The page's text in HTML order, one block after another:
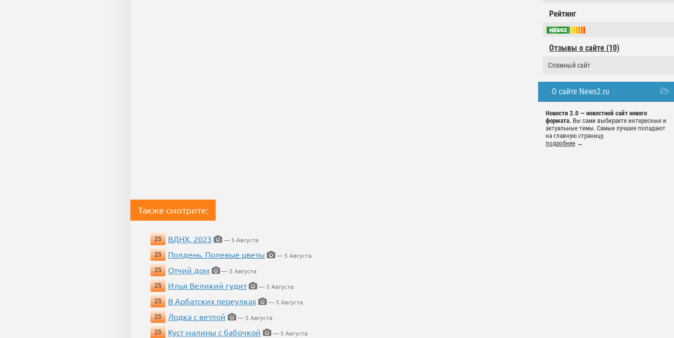
Рейтинг
Отзывы о сайте (10)
Спамный сайт
О сайте News2.ru
Новости 2.0 — новостной сайт нового
формата. Вы сами выбираете интересные и
актуальные темы. Самые лучшие попадают
на главную страницу.
подробнее →
Также смотрите:
25 ВДНХ, 2023
— 5 Августа
25
Полдень. Полевые цветы
— 5 Августа
25
Отчий дом
— 5 Августа
25
Илья Великий гудит
— 5 Августа
25
В Арбатских переулках
— 5 Августа
25
Лодка с ветлой
— 5 Августа
25
Куст малины с бабочкой
— 5 Августа